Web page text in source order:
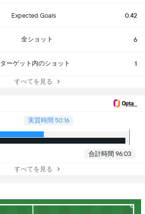
Expected Goals 0.42
全ショット 6
ターゲット内のショット 1
すべてを見る
実質時間 50:16
合計時間 96:03
すべてを見る